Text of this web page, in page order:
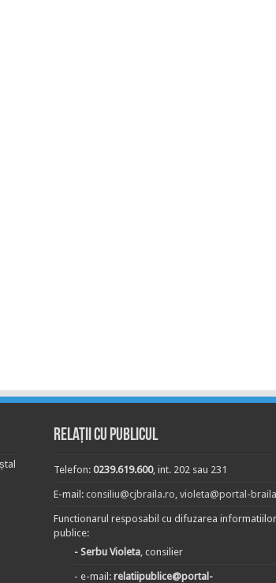
Relații cu publicul
Telefon: 0239.619.600, int. 202 sau 231
E-mail: consiliu@cjbraila.ro, violeta@portal-
Functionarul resposabil cu difuzarea informatiilor
publice:
- Serbu Violeta, consilier
- e-mail: relatiipublice@portal-